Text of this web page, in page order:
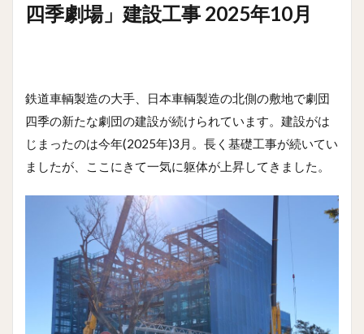
四季劇場」建設工事 2025年10月
鉄道車輌製造の大手、日本車輌製造の北側の敷地で劇団
四季の新たな劇団の建設が続けられています。建設がは
じまったのは今年(2025年)3月。長く基礎工事が続いてい
ましたが、ここにきて一気に躯体が上昇してきました。